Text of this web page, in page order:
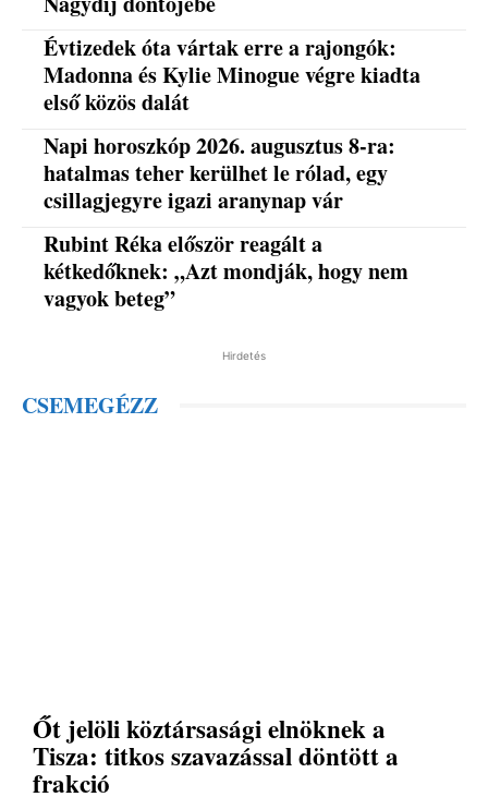
Évtizedek óta vártak erre a rajongók:
Madonna és Kylie Minogue végre kiadta
első közös dalát
Napi horoszkóp 2026. augusztus 8-ra:
hatalmas teher kerülhet le rólad, egy
csillagjegyre igazi aranynap vár
Rubint Réka először reagált a
kétkedőknek: „Azt mondják, hogy nem
vagyok beteg”
Hirdetés
CSEMEGÉZZ
Őt jelöli köztársasági elnöknek a
Tisza: titkos szavazással döntött a
frakció